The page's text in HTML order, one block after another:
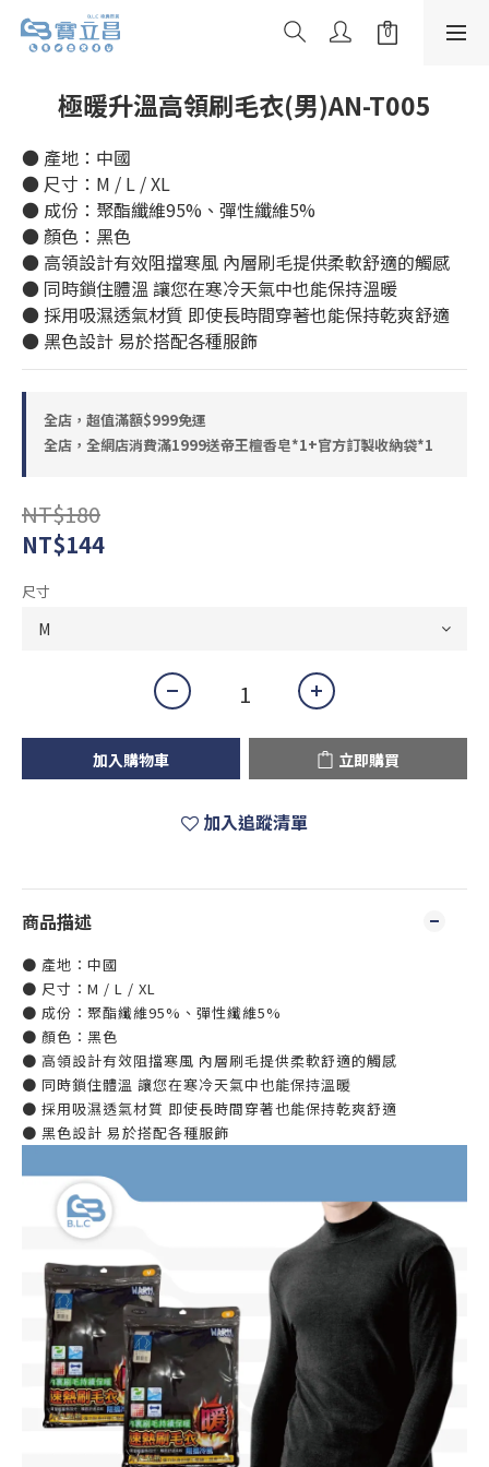
極暖升溫高領刷毛衣(男)AN-T005
● 產地：中國
● 尺寸：M / L / XL
● 成份：聚酯纖維95%、彈性纖維5%
● 顏色：黑色
● 高領設計有效阻擋寒風 內層刷毛提供柔軟舒適的觸感
● 同時鎖住體溫 讓您在寒冷天氣中也能保持溫暖
● 採用吸濕透氣材質 即使長時間穿著也能保持乾爽舒適
● 黑色設計 易於搭配各種服飾
全店，超值滿額$999免運
全店，全網店消費滿1999送帝王檀香皂*1+官方訂製收納袋*1
NT$180
NT$144
尺寸
加入購物車 立即購買
加入追蹤清單
商品描述
● 產地：中國
● 尺寸：M / L / XL
● 成份：聚酯纖維95%、彈性纖維5%
● 顏色：黑色
● 高領設計有效阻擋寒風 內層刷毛提供柔軟舒適的觸感
● 同時鎖住體溫 讓您在寒冷天氣中也能保持溫暖
● 採用吸濕透氣材質 即使長時間穿著也能保持乾爽舒適
● 黑色設計 易於搭配各種服飾